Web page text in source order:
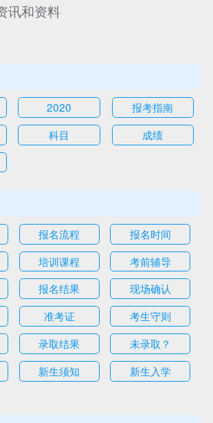
讯和资料
2020
报考指南
科目
成绩
报名流程
报名时间
培训课程
考前辅导
报名结果
现场确认
准考证
考生守则
录取结果
未录取？
新生须知 新生入学